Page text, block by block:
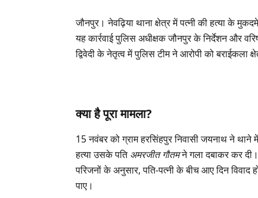
जौनपुर। नेवढ़िया थाना क्षेत्र में पत्नी की हत्या के
यह कार्रवाई पुलिस अधीक्षक जौनपुर के निर्देशन और
द्विवेदी के नेतृत्व में पुलिस टीम ने आरोपी को बराईकला
क्या है पूरा मामला?
15 नवंबर को ग्राम हरसिंहपुर निवासी जयनाथ ने थाने
हत्या उसके पतिअमरजीत गौतमने गला दबाकर कर दी।
परिजनों के अनुसार, पति-पत्नी के बीच आए दिन विवाद
पाए।